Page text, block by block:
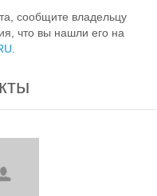
сообщите владельцу
что вы нашли его на